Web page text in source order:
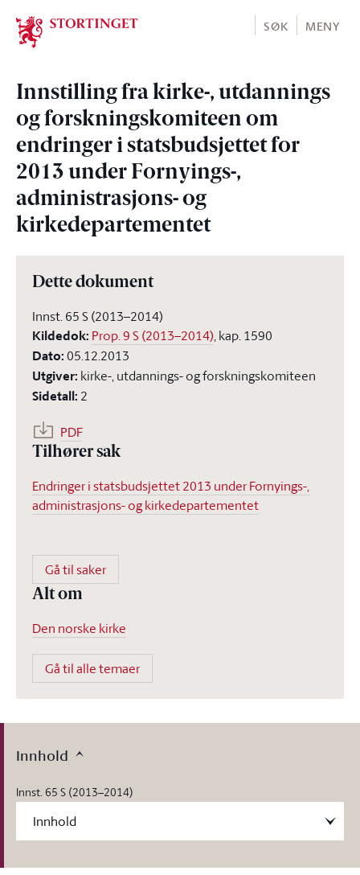
Stortinget.no
SØK MENY
Innstilling fra kirke-, utdannings
og forskningskomiteen om
endringer i statsbudsjettet for
2013 under Fornyings-,
administrasjons- og
kirkedepartementet
Dette dokument
Innst. 65 S (2013–2014)
Kildedok: Prop. 9 S (2013–2014), kap. 1590
Dato:05.12.2013
Utgiver: kirke-, utdannings- og forskningskomiteen
Sidetall: 2
PDF
Tilhører sak
Endringer i statsbudsjettet 2013 under Fornyings-,
administrasjons- og kirkedepartementet
Gå til saker
Alt om
Den norske kirke
Gå til alle temaer
Innhold
Innst. 65 S (2013–2014)